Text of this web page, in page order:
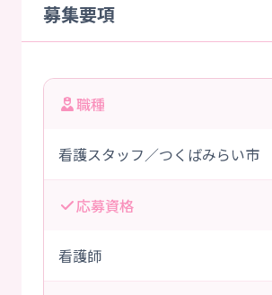
募集要項
職種
看護スタッフ／つくばみらい市
応募資格
看護師